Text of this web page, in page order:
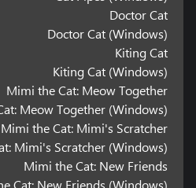
Doctor Cat
Doctor Cat (Windows)
Kiting Cat
Kiting Cat (Windows)
Mimi the Cat: Meow Together
Meow Together (Windows)
Mimi the Cat: Mimi's Scratcher
Mimi's Scratcher (Windows)
Mimi the Cat: New Friends
Cat: New Friends (Windows)